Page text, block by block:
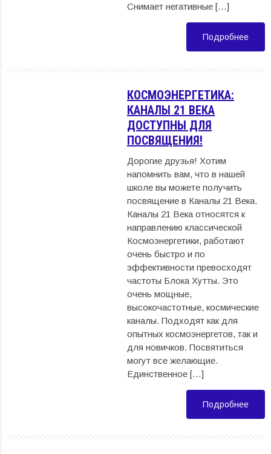
Снимает негативные […]
Подробнее
КОСМОЭНЕРГЕТИКА:
КАНАЛЫ 21 ВЕКА
ДОСТУПНЫ ДЛЯ
ПОСВЯЩЕНИЯ!
Дорогие друзья! Хотим
напомнить вам, что в нашей
школе вы можете получить
посвящение в Каналы 21 Века.
Каналы 21 Века относятся к
направлению классической
Космоэнергетики, работают
очень быстро и по
эффективности превосходят
частоты Блока Хутты. Это
очень мощные,
высокочастотные, космические
каналы. Подходят как для
опытных космоэнергетов, так и
для новичков. Посвятиться
могут все желающие.
Единственное […]
Подробнее